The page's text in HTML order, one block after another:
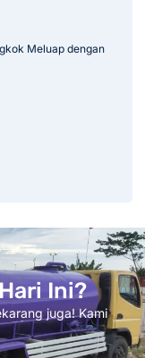
Meluap dengan
Ini?
juga! Kami